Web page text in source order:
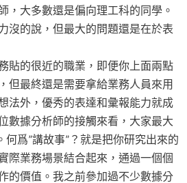
，大多數還是偏向理工科的同學。
沒的說，但最大的問題還是在於表
貼的很近的職業，即便你上面兩點
但最終還是需要拿給業務人員來用
法外，優秀的表達和彙報能力就成
數據分析師的接觸來看，大家最大
何爲”講故事”？就是把你研究出來的
際業務場景結合起來，通過一個個
的價值。我之前參加過不少數據分